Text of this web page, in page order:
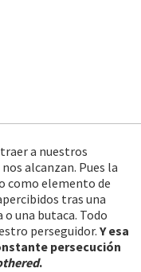
a nuestros
alcanzan. Pues la
como elemento de
tras una
una butaca. Todo
perseguidor. Y esa
persecución
.